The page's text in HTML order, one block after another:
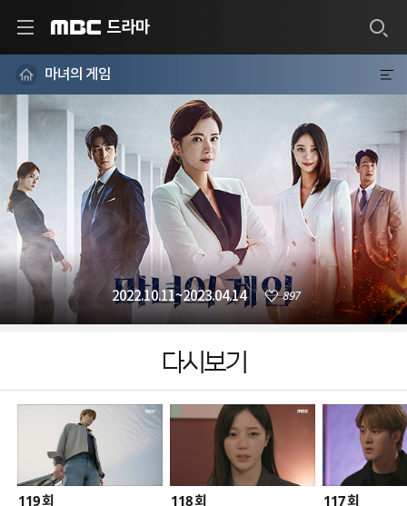
드라마
마녀의 게임
2022.10.11~2023.04.14 897
다시보기
119회 118회 117회